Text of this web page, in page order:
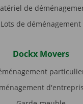
de
Lots de déménagement
Dockx Movers